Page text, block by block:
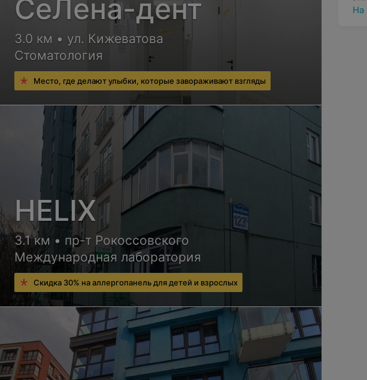
На
СеЛена-дент
3.0 км • ул. Кижеватова
Стоматология
Место, где делают улыбки, которые завораживают взгляды
HELIX
3.1 км • пр-т Рокоссовского
Международная лаборатория
Скидка 30% на аллергопанель для детей и взрослых